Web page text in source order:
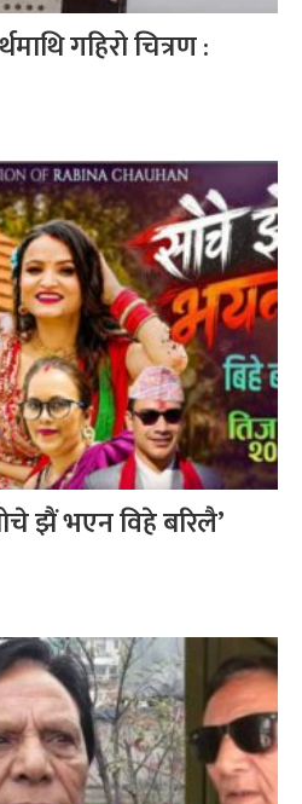
गहिरो चित्रण :
झैं भएन विहे बरिलै’